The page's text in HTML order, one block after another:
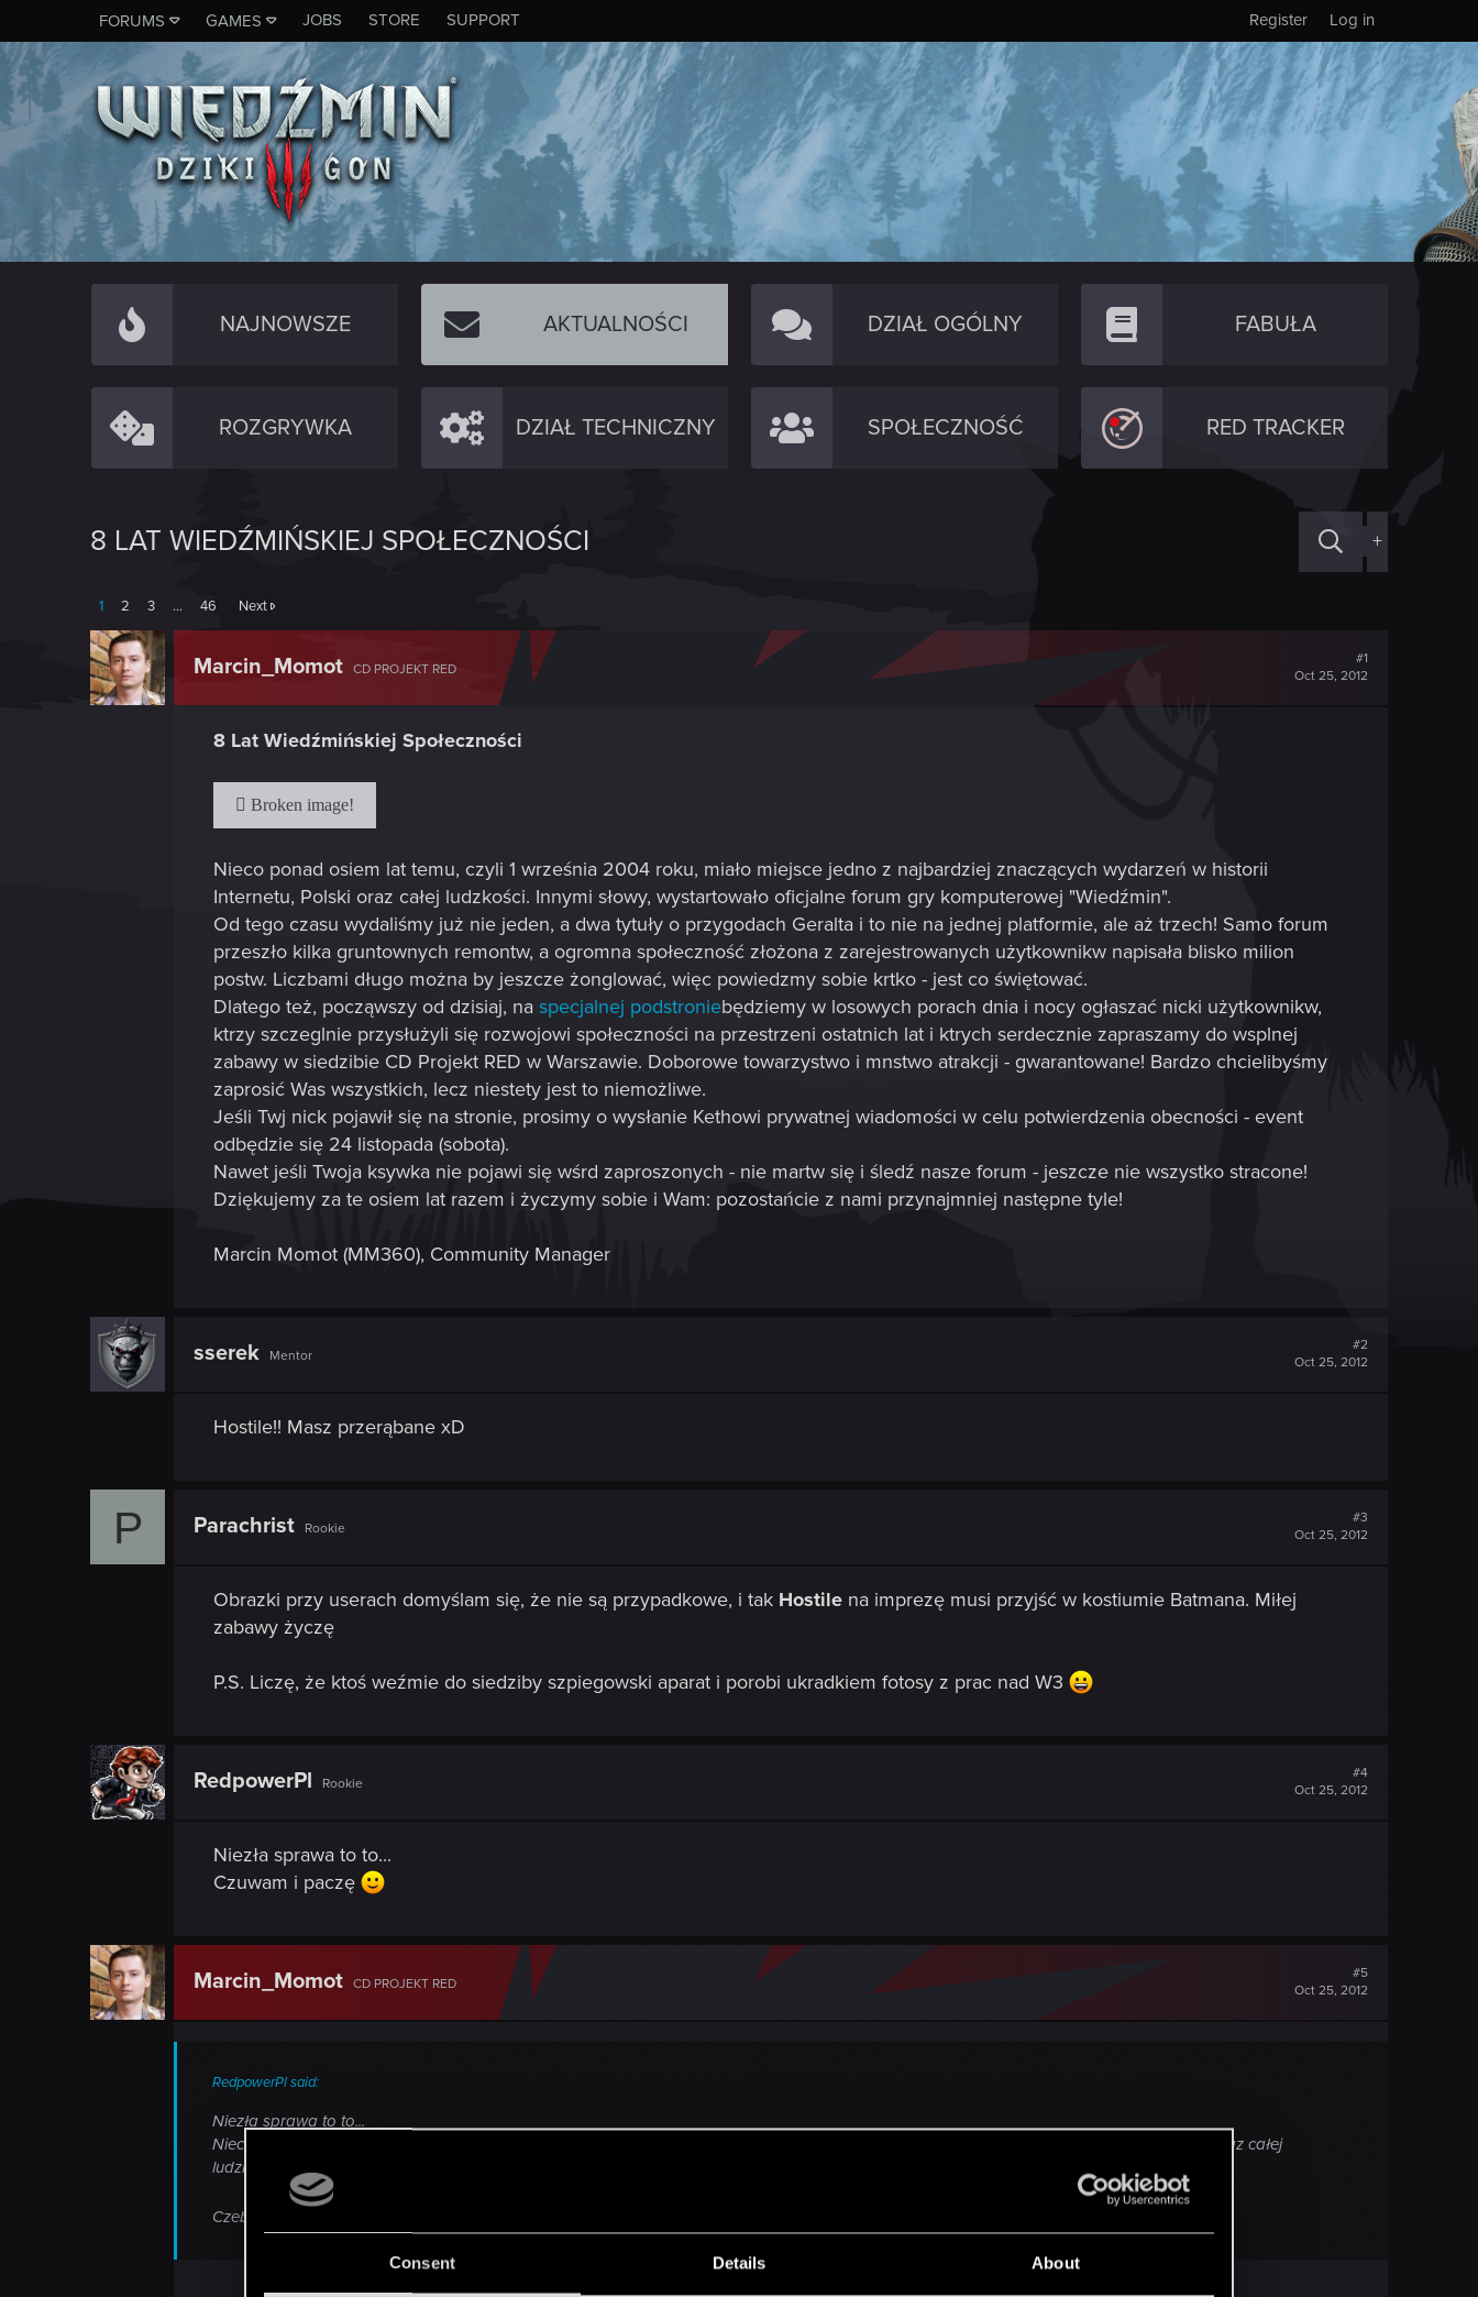
Consent Details About
FORUMS GAMES JOBS STORE SUPPORT Log in
Register
NAJNOWSZE AKTUALNOŚCI DZIAŁ OGÓLNY FABUŁA
ROZGRYWKA DZIAŁ TECHNICZNY SPOŁECZNOŚĆ RED TRACKER
8 LAT WIEDŹMIŃSKIEJ SPOŁECZNOŚCI +
1 2 3 … 46 Next
Marcin_Momot CD PROJEKT RED
#1
Oct 25, 2012
8 Lat Wiedźmińskiej Społeczności
Nieco ponad osiem lat temu, czyli 1 września 2004 roku, miało miejsce jedno z najbardziej znaczących wydarzeń w historii
Internetu, Polski oraz całej ludzkości. Innymi słowy, wystartowało oficjalne forum gry komputerowej "Wiedźmin".
Od tego czasu wydaliśmy już nie jeden, a dwa tytuły o przygodach Geralta i to nie na jednej platformie, ale aż trzech! Samo forum
przeszło kilka gruntownych remontw, a ogromna społeczność złożona z zarejestrowanych użytkownikw napisała blisko milion
postw. Liczbami długo można by jeszcze żonglować, więc powiedzmy sobie krtko - jest co świętować.
Dlatego też, począwszy od dzisiaj, na specjalnej podstroniebędziemy w losowych porach dnia i nocy ogłaszać nicki użytkownikw,
ktrzy szczeglnie przysłużyli się rozwojowi społeczności na przestrzeni ostatnich lat i ktrych serdecznie zapraszamy do wsplnej
zabawy w siedzibie CD Projekt RED w Warszawie. Doborowe towarzystwo i mnstwo atrakcji - gwarantowane! Bardzo chcielibyśmy
zaprosić Was wszystkich, lecz niestety jest to niemożliwe.
Jeśli Twj nick pojawił się na stronie, prosimy o wysłanie Kethowi prywatnej wiadomości w celu potwierdzenia obecności - event
odbędzie się 24 listopada (sobota).
Nawet jeśli Twoja ksywka nie pojawi się wśrd zaproszonych - nie martw się i śledź nasze forum - jeszcze nie wszystko stracone!
Dziękujemy za te osiem lat razem i życzymy sobie i Wam: pozostańcie z nami przynajmniej następne tyle!
Marcin Momot (MM360), Community Manager
sserek Mentor
#2
Oct 25, 2012
Hostile!! Masz przerąbane xD
P Parachrist Rookie
#3
Oct 25, 2012
Obrazki przy userach domyślam się, że nie są przypadkowe, i tak Hostile na imprezę musi przyjść w kostiumie Batmana. Miłej
zabawy życzę
P.S. Liczę, że ktoś weźmie do siedziby szpiegowski aparat i porobi ukradkiem fotosy z prac nad W3
RedpowerPl Rookie
#4
Oct 25, 2012
Niezła sprawa to to...
Czuwam i paczę
Marcin_Momot CD PROJEKT RED
#5
Oct 25, 2012
RedpowerPl said:
Niezła sprawa to to...
Nieco ponad osiem lat temu, czyli 1 września 2004 roku, miało miejsce jedno z najbardziej znaczących wydarzeń w historii Internetu, Polski oraz całej
ludzkości. Innymi słowy, wystartowało oficjalne forum gry komputerowej "Wiedźmin". Pojawiło się 2 razy.
Czeba czytać a nie wklejać gotowce